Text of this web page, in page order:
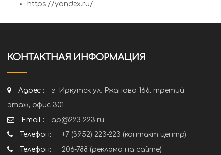
https://yandex.ru/
КОНТАКТНАЯ ИНФОРМАЦИЯ
Адрес :
г. Иркутск ул. Ржанова 166, третий
этаж, офис 301
Email :
ap@223-223.ru
Телефон: :
+7 (3952) 223-223 (контакт центр)
Телефон: :
206-788 (реклама на сайте)